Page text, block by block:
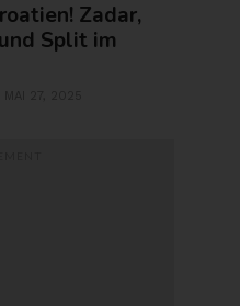
Zadar,
Split im